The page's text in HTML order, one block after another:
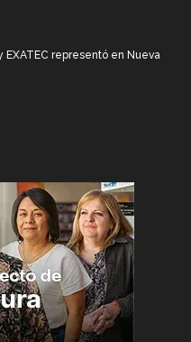
EXATEC representó en Nueva